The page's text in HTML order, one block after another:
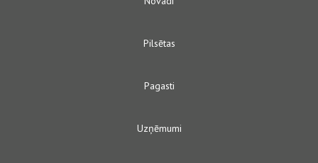
Pilsētas
Pagasti
Uzņēmumi